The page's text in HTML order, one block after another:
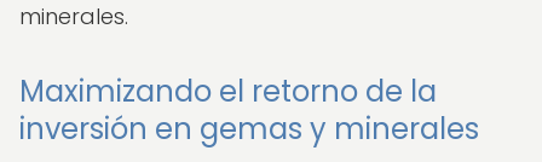
minerales.
Maximizando el retorno de la
inversión en gemas y minerales